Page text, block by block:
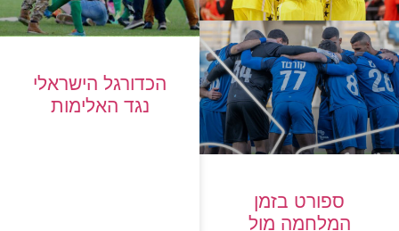
ספורט בזמן
המלחמה מול
הכדורגל הישראלי
נגד האלימות